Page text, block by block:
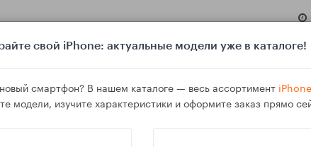
свой iPhone: актуальные модели уже в каталоге!
смартфон? В нашем каталоге — весь ассортимент
модели, изучите характеристики и оформите заказ прямо